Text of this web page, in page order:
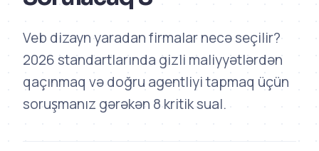
Veb dizayn yaradan firmalar necə seçilir?
2026 standartlarında gizli maliyyətlərdən
qaçınmaq və doğru agentliyi tapmaq üçün
soruşmanız gərəkən 8 kritik sual.